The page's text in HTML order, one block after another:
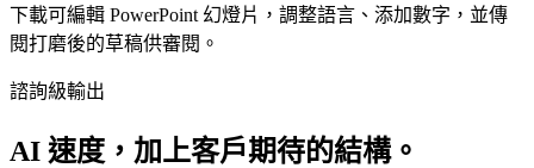
下載可編輯 PowerPoint 幻燈片，調整語言、添加數字，並傳
閱打磨後的草稿供審閱。
諮詢級輸出
AI 速度，加上客戶期待的結構。